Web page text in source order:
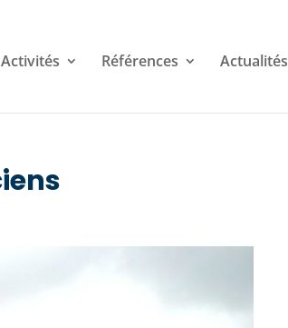
Activités Références Actualités